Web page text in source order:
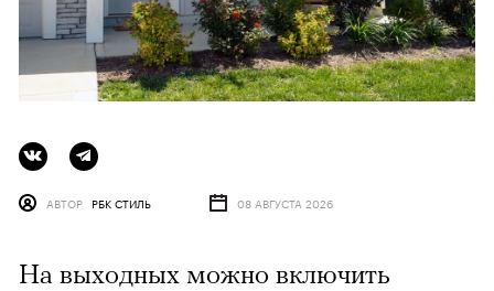
АВТОР РБК СТИЛЬ 08 АВГУСТА 2026
На выходных можно включить